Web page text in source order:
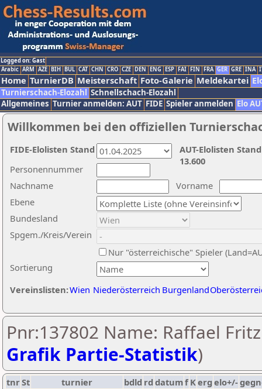
Logged on: Gast
Arabic ARM AZE BIH BUL CAT CHN CRO CZE DEN ENG ESP FAI FIN FRA GER GRE INA
Home TurnierDB Meisterschaft Foto-Galerie Meldekartei
Turnierschach-Elozahl Schnellschach-Elozahl
Allgemeines Turnier anmelden: AUT FIDE Spieler anmelden Elo
Willkommen bei den offiziellen
Nachname
Vorname
Ebene
Sortierung
Personennummer
Bundesland
Spgem./Kreis/Verein
Nur "österreichische" Spieler
Vereinslisten:Wien Niederösterreich Burgenland
AUT-Elolisten
13.600
FIDE-Elolisten Stand
Pnr:137802 Name: Raffael
Grafik Partie-Statistik)
tnrSt turnier bdld rd datumf Kerg elo+/-